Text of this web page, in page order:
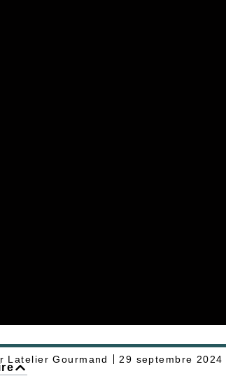
Latelier Gourmand 29 septembre 2024